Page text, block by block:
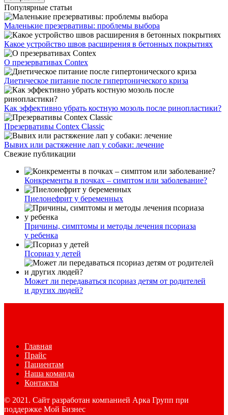
Популярные статьи
Маленькие презервативы: проблемы выбора
Какое устройство швов расширения в бетонных покрытиях
О презервативах Contex
Диетическое питание после гипертонического криза
Как эффективно убрать костную мозоль после ринопластики?
Презервативы Contex Classic
Вывих или растяжение лап у собаки: лечение
Свежие публикации
Конкременты в почках – симптом или заболевание?
Пиелонефрит у беременных
Причины, симптомы и методы лечения псориаза
у ребенка
Псориаз у детей
Может ли передаваться псориаз детям от родителей
и других людей?
Главная
Прайс
Пациентам
Наша команда
Контакты
© 2021. Сайт разработан компанией Арка Групп при
поддержке Мой Бизнес